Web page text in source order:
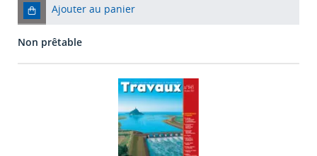
Ajouter au panier
Non prêtable